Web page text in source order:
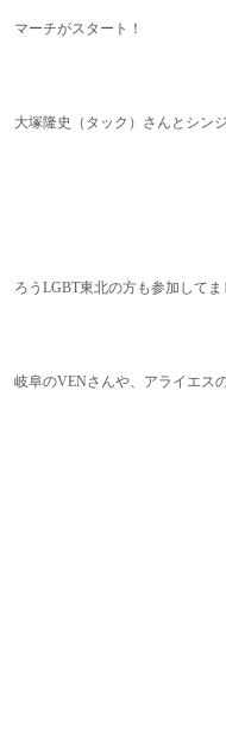
マーチがスタート！
大塚隆史（タック）さんとシン
ろうLGBT東北の方も参加してま
岐阜のVENさんや、アライエス